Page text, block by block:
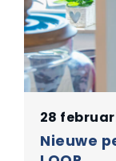
28
Nieuwe